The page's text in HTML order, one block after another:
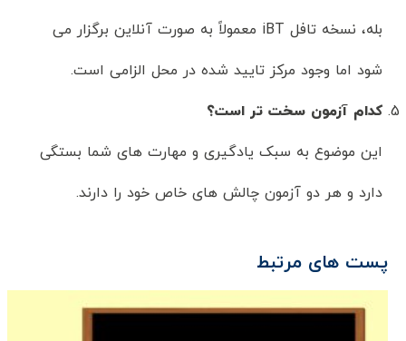
بله، نسخه تافل iBT معمولاً به صورت آنلاین برگزار می
شود اما وجود مرکز تایید شده در محل الزامی است.
کدام آزمون سخت تر است؟
این موضوع به سبک یادگیری و مهارت های شما بستگی
دارد و هر دو آزمون چالش های خاص خود را دارند.
پست های مرتبط